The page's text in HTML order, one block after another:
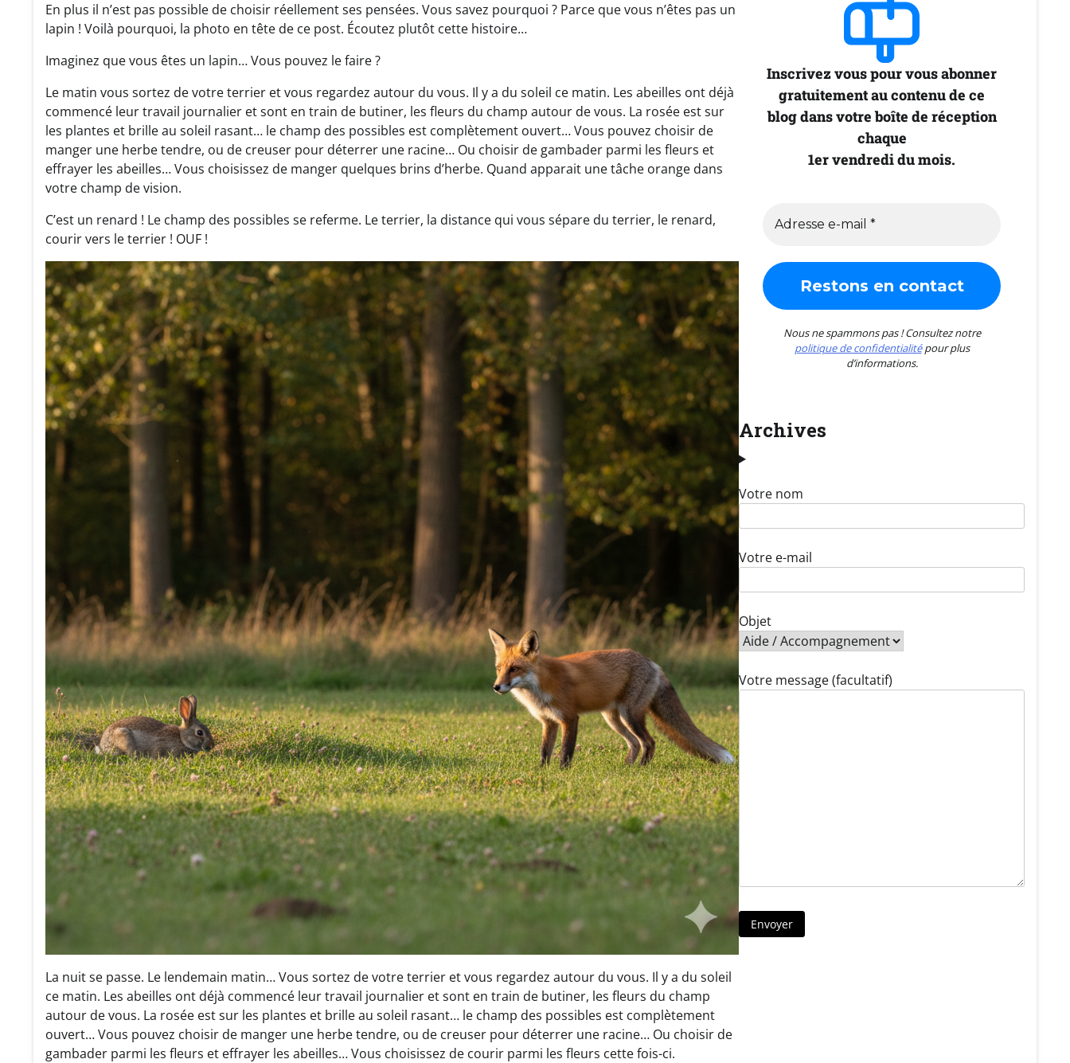
En plus il n’est pas possible de choisir réellement ses pensées. Vous savez pourquoi ? Parce que vous n’êtes pas un
lapin ! Voilà pourquoi, la photo en tête de ce post. Écoutez plutôt cette histoire…
Imaginez que vous êtes un lapin… Vous pouvez le faire ?
Le matin vous sortez de votre terrier et vous regardez autour du vous. Il y a du soleil ce matin. Les abeilles ont déjà
commencé leur travail journalier et sont en train de butiner, les fleurs du champ autour de vous. La rosée est sur
les plantes et brille au soleil rasant… le champ des possibles est complètement ouvert… Vous pouvez choisir de
manger une herbe tendre, ou de creuser pour déterrer une racine… Ou choisir de gambader parmi les fleurs et
effrayer les abeilles… Vous choisissez de manger quelques brins d’herbe. Quand apparait une tâche orange dans
votre champ de vision.
C’est un renard ! Le champ des possibles se referme. Le terrier, la distance qui vous sépare du terrier, le renard,
courir vers le terrier ! OUF !
La nuit se passe. Le lendemain matin… Vous sortez de votre terrier et vous regardez autour du vous. Il y a du soleil
ce matin. Les abeilles ont déjà commencé leur travail journalier et sont en train de butiner, les fleurs du champ
autour de vous. La rosée est sur les plantes et brille au soleil rasant… le champ des possibles est complètement
ouvert… Vous pouvez choisir de manger une herbe tendre, ou de creuser pour déterrer une racine… Ou choisir de
gambader parmi les fleurs et effrayer les abeilles… Vous choisissez de courir parmi les fleurs cette fois-ci.
Inscrivez vous pour vous abonner
gratuitement au contenu de ce
blog dans votre boîte de réception
chaque
1er vendredi du mois.
Nous ne spammons pas ! Consultez notre
politique de confidentialitépour plus
d’informations.
Archives
Votre nom
Votre e-mail
Objet
Votre message (facultatif)